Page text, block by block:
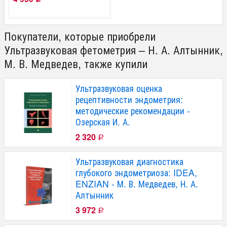
Покупатели, которые приобрели
Ультразвуковая фетометрия – Н. А. Алтынник,
М. В. Медведев, также купили
Ультразвуковая оценка
рецептивности эндометрия:
методические рекомендации -
Озерская И. А.
2 320 Р
Ультразвуковая диагностика
глубокого эндометриоза: IDEA,
ENZIAN - М. В. Медведев, Н. А.
Алтынник
3 972 Р